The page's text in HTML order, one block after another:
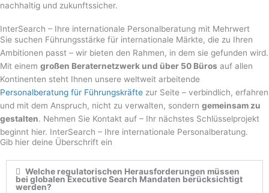
nachhaltig und zukunftssicher.
InterSearch – Ihre internationale Personalberatung mit Mehrwert
Sie suchen Führungsstärke für internationale Märkte, die zu Ihren
Ambitionen passt – wir bieten den Rahmen, in dem sie gefunden wird.
Mit einem großen Beraternetzwerk und über 50 Büros auf allen
Kontinenten steht Ihnen unsere weltweit arbeitende
Personalberatung für Führungskräfte zur Seite – verbindlich, erfahren
und mit dem Anspruch, nicht zu verwalten, sondern gemeinsam zu
gestalten. Nehmen Sie Kontakt auf – Ihr nächstes Schlüsselprojekt
beginnt hier. InterSearch – Ihre internationale Personalberatung.
Gib hier deine Überschrift ein
Welche regulatorischen Herausforderungen müssen
bei globalen Executive Search Mandaten berücksichtigt
werden?